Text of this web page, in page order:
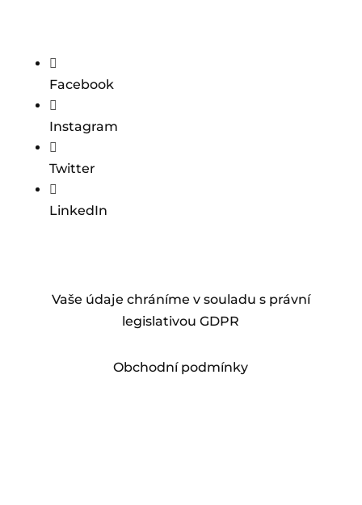

Facebook

Instagram

Twitter

LinkedIn
Vaše údaje chráníme v souladu s právní
legislativou GDPR
Obchodní podmínky